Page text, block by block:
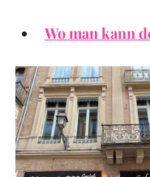
Wo man kann